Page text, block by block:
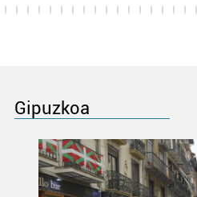
Gipuzkoa